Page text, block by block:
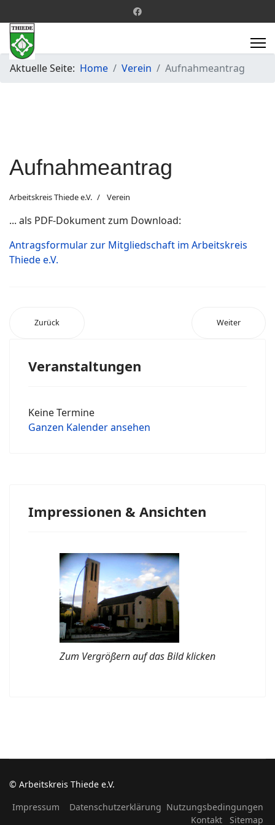
Aktuelle Seite: Home Verein Aufnahmeantrag
Aufnahmeantrag
Arbeitskreis Thiede e.V. Verein
... als PDF-Dokument zum Download:
Antragsformular zur Mitgliedschaft im Arbeitskreis
Thiede e.V.
Zurück Weiter
Veranstaltungen
Keine Termine
Ganzen Kalender ansehen
Impressionen & Ansichten
Zum Vergrößern auf das Bild klicken
© Arbeitskreis Thiede e.V.
Impressum
Datenschutzerklärung Nutzungsbedingungen
Kontakt
Sitemap